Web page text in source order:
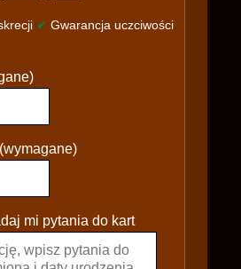
✔ Gwarancja uczciwości
mi pytania do kart